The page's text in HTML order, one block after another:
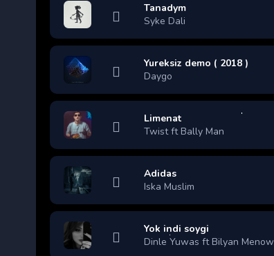
Tanadym
Syke Dali
Yureksiz demo ( 2018 )
Daygo
Limenat
Twist ft Bally Man
Adidas
Iska Muslim
Yok indi soygi
Dinle Yuwas ft Bilyan Menow